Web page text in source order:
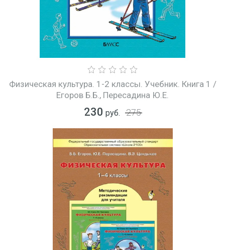
Физическая культура. 1-2 классы. Учебник. Книга 1 /
Егоров Б.Б., Пересадина Ю.Е.
230 руб. 275